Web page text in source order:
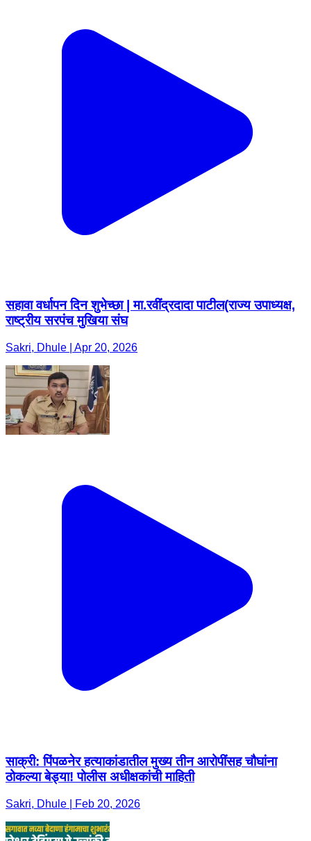
सहावा वर्धापन दिन शुभेच्छा | मा.रवींद्रदादा पाटील(राज्य उपाध्यक्ष,
राष्ट्रीय सरपंच मुखिया संघ
Sakri, Dhule | Apr 20, 2026
साक्री: पिंपळनेर हत्याकांडातील मुख्य तीन आरोपींसह चौघांना
ठोकल्या बेड्या! पोलीस अधीक्षकांची माहिती
Sakri, Dhule | Feb 20, 2026